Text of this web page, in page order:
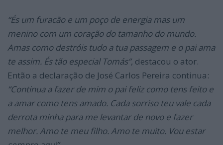
“És um furacão e um poço de energia mas um
menino com um coração do tamanho do mundo.
Amas como destróis tudo a tua passagem e o pai ama
te assim. És tão especial Tomás”, destacou o ator.
Então a declaração de José Carlos Pereira continua:
“Continua a fazer de mim o pai feliz como tens feito e
a amar como tens amado. Cada sorriso teu vale cada
derrota minha para me levantar de novo e fazer
melhor. Amo te meu filho. Amo te muito. Vou estar